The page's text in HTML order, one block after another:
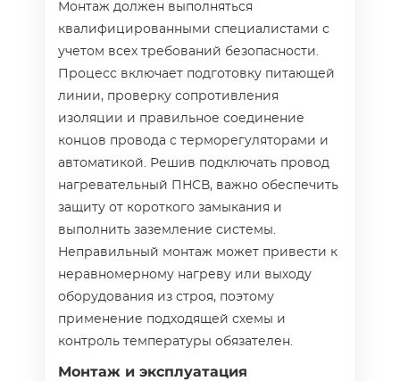
Монтаж должен выполняться
квалифицированными специалистами с
учетом всех требований безопасности.
Процесс включает подготовку питающей
линии, проверку сопротивления
изоляции и правильное соединение
концов провода с терморегуляторами и
автоматикой. Решив подключать провод
нагревательный ПНСВ, важно обеспечить
защиту от короткого замыкания и
выполнить заземление системы.
Неправильный монтаж может привести к
неравномерному нагреву или выходу
оборудования из строя, поэтому
применение подходящей схемы и
контроль температуры обязателен.
Монтаж и эксплуатация